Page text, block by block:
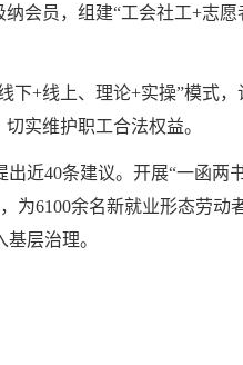
会员，组建“工会社工+志愿
+线上、理论+实操”模式，
实维护职工合法权益。
近40条建议。开展“一函两
为6100余名新就业形态劳动
层治理。